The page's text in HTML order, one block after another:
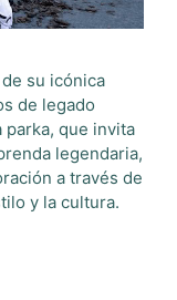
su icónica
de legado
parka, que invita
legendaria,
a través de
y la cultura.